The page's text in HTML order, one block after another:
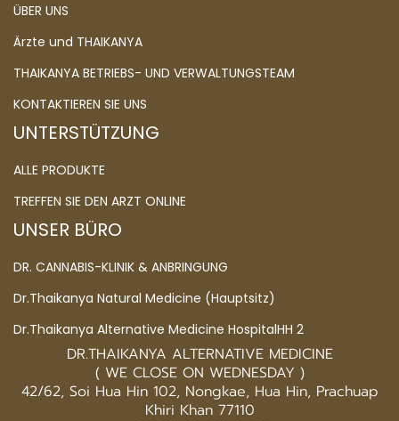
ÜBER UNS
Ärzte und THAIKANYA
THAIKANYA BETRIEBS- UND VERWALTUNGSTEAM
KONTAKTIEREN SIE UNS
UNTERSTÜTZUNG
ALLE PRODUKTE
TREFFEN SIE DEN ARZT ONLINE
UNSER BÜRO
DR. CANNABIS-KLINIK & ANBRINGUNG
Dr.Thaikanya Natural Medicine (Hauptsitz)
Dr.Thaikanya Alternative Medicine HospitalHH 2
DR.THAIKANYA ALTERNATIVE MEDICINE
( WE CLOSE ON WEDNESDAY )
42/62, Soi Hua Hin 102, Nongkae, Hua Hin, Prachuap
Khiri Khan 77110